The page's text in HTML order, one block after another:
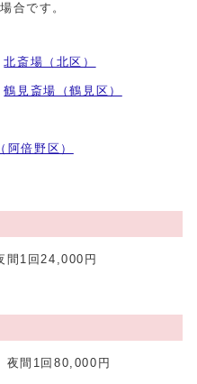
合です。
北斎場（北区）
鶴見斎場（鶴見区）
倍野区）
1回24,000円
間1回80,000円